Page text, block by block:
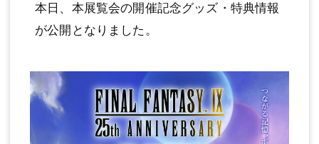
本日、本展覧会の開催記念グッズ・特典情報
が公開となりました。